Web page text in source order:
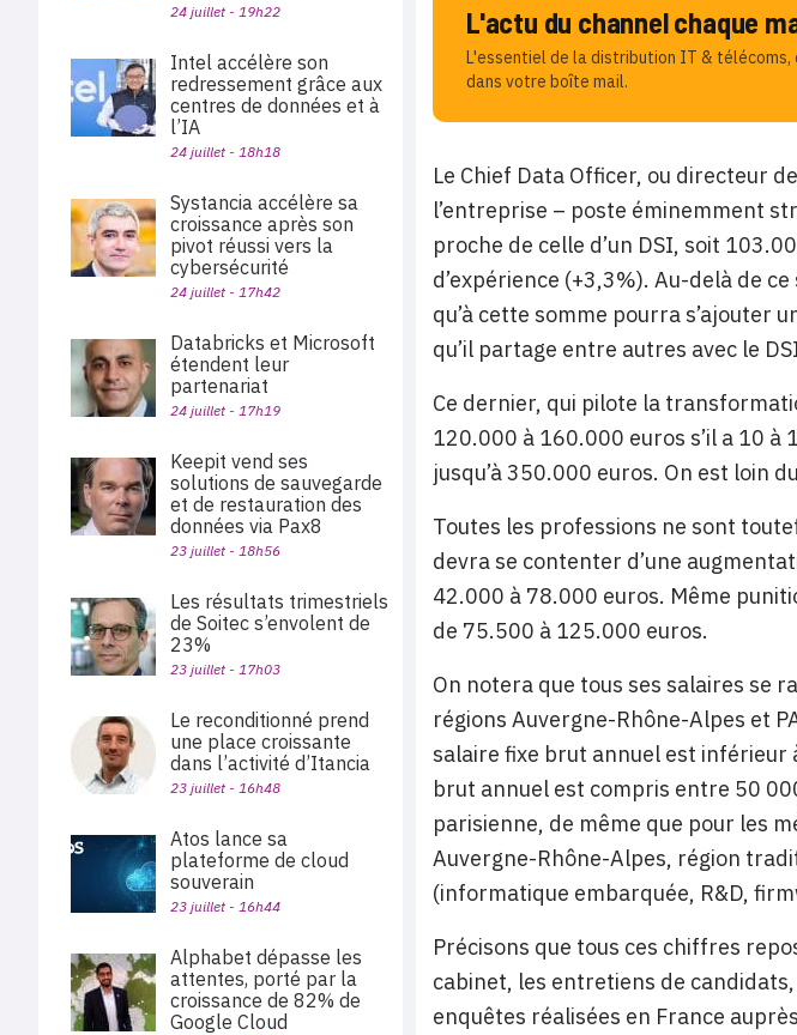
L'actu du channel chaque
L'essentiel de la distribution IT & télécoms,
dans votre boîte mail.
Le Chief Data Officer, ou directeur
l’entreprise – poste éminemment
proche de celle d’un DSI, soit
d’expérience (+3,3%). Au-delà de
qu’à cette somme pourra s’ajouter
qu’il partage entre autres avec le
Ce dernier, qui pilote la
120.000 à 160.000 euros s’il a 10 à
jusqu’à 350.000 euros. On est loin
Toutes les professions ne sont
devra se contenter d’une
42.000 à 78.000 euros. Même
de 75.500 à 125.000 euros.
On notera que tous ses salaires se
régions Auvergne-Rhône-Alpes et
salaire fixe brut annuel est inférieur
brut annuel est compris entre 50
parisienne, de même que pour les
Auvergne-Rhône-Alpes, région
(informatique embarquée, R&D,
Précisons que tous ces chiffres
cabinet, les entretiens de
enquêtes réalisées en France
24 juillet - 19h22
Intel accélère son
redressement grâce aux
centres de données et à
l’IA
24 juillet - 18h18
Systancia accélère sa
croissance après son
pivot réussi vers la
cybersécurité
24 juillet - 17h42
Databricks et Microsoft
étendent leur
partenariat
24 juillet - 17h19
Keepit vend ses
solutions de sauvegarde
et de restauration des
données via Pax8
23 juillet - 18h56
Les résultats trimestriels
de Soitec s’envolent de
23%
23 juillet - 17h03
Le reconditionné prend
une place croissante
dans l’activité d’Itancia
23 juillet - 16h48
Atos lance sa
plateforme de cloud
souverain
23 juillet - 16h44
Alphabet dépasse les
attentes, porté par la
croissance de 82% de
Google Cloud